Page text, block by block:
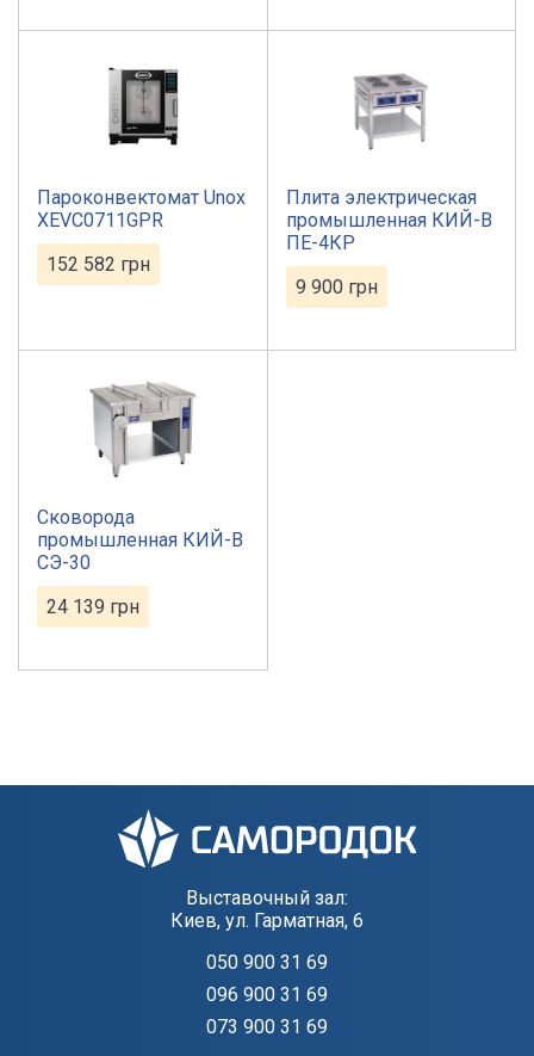
Пароконвектомат Unox
XEVC0711GPR
152 582 грн
Плита электрическая
промышленная КИЙ-В
ПЕ-4КР
9 900 грн
Сковорода
промышленная КИЙ-В
СЭ-30
24 139 грн
Выставочный зал:
Киев, ул. Гарматная, 6
050 900 31 69
096 900 31 69
073 900 31 69